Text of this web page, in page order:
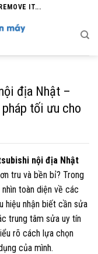
IT...
địa Nhật –
tối ưu cho
nội địa Nhật
tru và bền bỉ? Trong
toàn diện về các
hiệu nhận biết cần sửa
trung tâm sửa uy tín
rõ cách lựa chọn
của mình.